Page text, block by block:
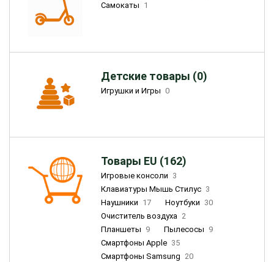
Самокаты 1
Детские товары (0)
Игрушки и Игры 0
Товары EU (162)
Игровые консоли 3
Клавиатуры Мышь Стилус 3
Наушники 17 Ноутбуки 30
Очиститель воздуха 2
Планшеты 9 Пылесосы 9
Смартфоны Apple 35
Смартфоны Samsung 20